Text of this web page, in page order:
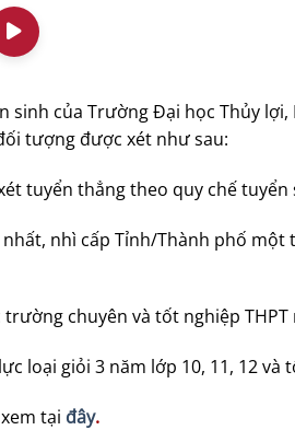
sinh của Trường Đại học Thủy
tượng được xét như sau:
tuyển thẳng theo quy chế tuyển
nhất, nhì cấp Tỉnh/Thành phố
trường chuyên và tốt nghiệp THPT
loại giỏi 3 năm lớp 10, 11, 12 và
tại đây.